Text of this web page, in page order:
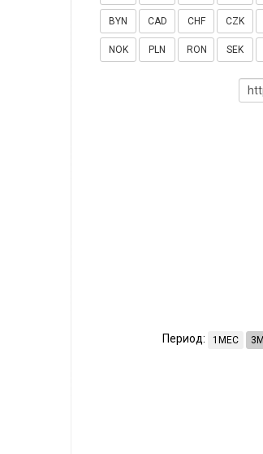
BYN CAD CHF CZK
NOK PLN RON SEK
Период: 1МЕС